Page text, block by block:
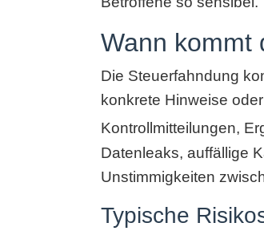
Wann kommt
Die Steuerfahndung
konkrete Hinweise
Kontrollmitteilungen,
Datenleaks, auffällige
Unstimmigkeiten
Typische